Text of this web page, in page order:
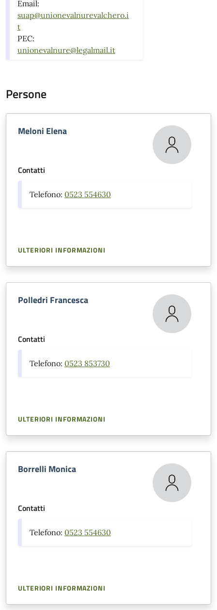
Email:
suap@unionevalnurevalchero.i
t
PEC:
unionevalnure@legalmail.it
Persone
Meloni Elena
Contatti
Telefono: 0523 554630
ULTERIORI INFORMAZIONI
Polledri Francesca
Contatti
Telefono: 0523 853730
ULTERIORI INFORMAZIONI
Borrelli Monica
Contatti
Telefono: 0523 554630
ULTERIORI INFORMAZIONI